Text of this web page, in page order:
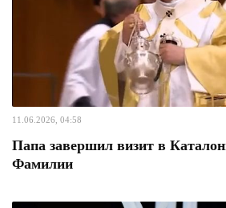
11.06.2026, 04:58
Папа завершил визит в
Фамилии